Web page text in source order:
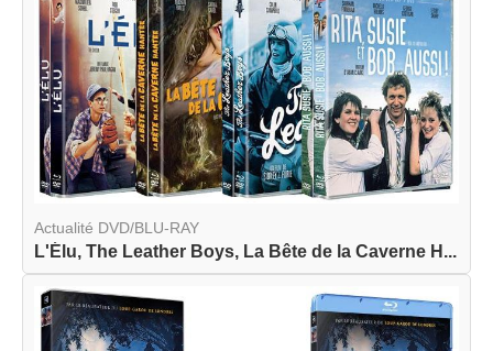
Actualité DVD/BLU-RAY
L'Élu, The Leather Boys, La Bête de la Caverne H...